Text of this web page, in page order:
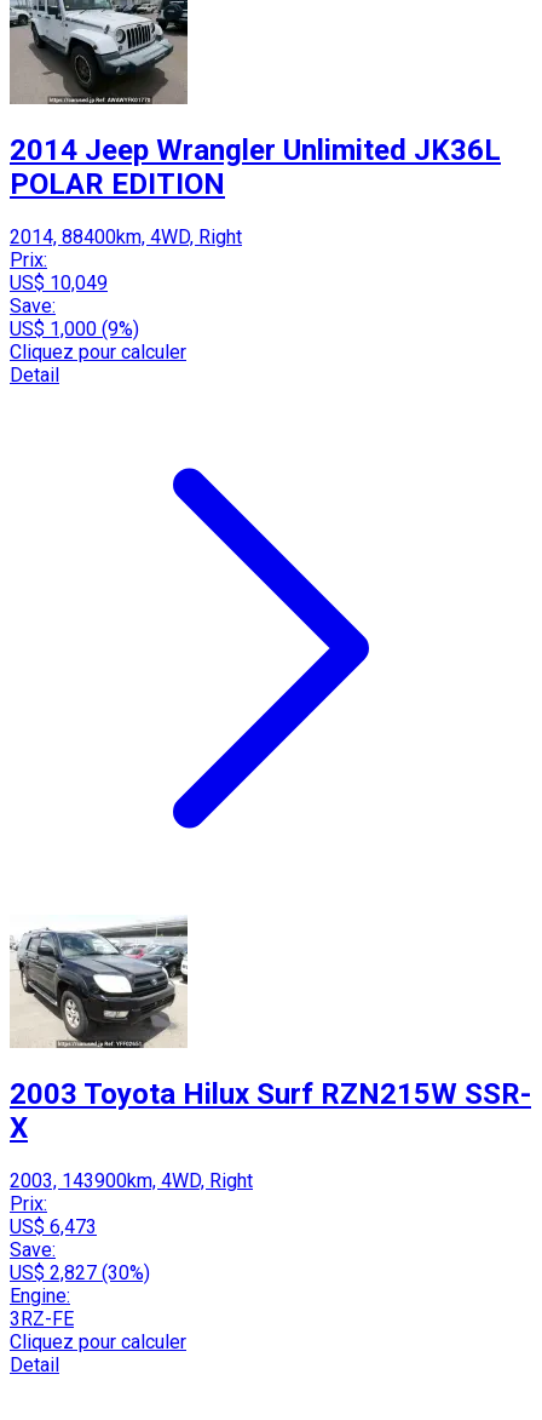
2014 Jeep Wrangler Unlimited JK36L
POLAR EDITION
2014, 88400km, 4WD, Right
Prix:
US$ 10,049
Save:
US$ 1,000 (9%)
Cliquez pour calculer
Detail
2003 Toyota Hilux Surf RZN215W SSR-
X
2003, 143900km, 4WD, Right
Prix:
US$ 6,473
Save:
US$ 2,827 (30%)
Engine:
3RZ-FE
Cliquez pour calculer
Detail